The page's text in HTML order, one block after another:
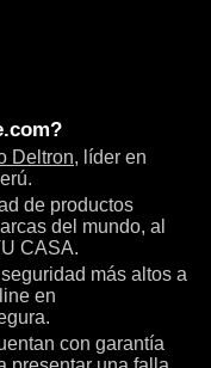
?
Deltron, líder en
de productos
del mundo, al
CASA.
más altos a
en
con garantía